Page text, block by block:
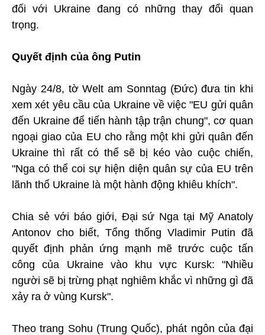
đối với Ukraine đang có những thay đổi quan
trọng.
Quyết định của ông Putin
Ngày 24/8, tờ Welt am Sonntag (Đức) đưa tin khi
xem xét yêu cầu của Ukraine về việc "EU gửi quân
đến Ukraine để tiến hành tập trận chung", cơ quan
ngoại giao của EU cho rằng một khi gửi quân đến
Ukraine thì rất có thể sẽ bị kéo vào cuộc chiến,
"Nga có thể coi sự hiện diện quân sự của EU trên
lãnh thổ Ukraine là một hành động khiêu khích".
Chia sẻ với báo giới, Đại sứ Nga tại Mỹ Anatoly
Antonov cho biết, Tổng thống Vladimir Putin đã
quyết định phản ứng mạnh mẽ trước cuộc tấn
công của Ukraine vào khu vực Kursk: "Nhiều
người sẽ bị trừng phạt nghiêm khắc vì những gì đã
xảy ra ở vùng Kursk".
Theo trang Sohu (Trung Quốc), phát ngôn của đại